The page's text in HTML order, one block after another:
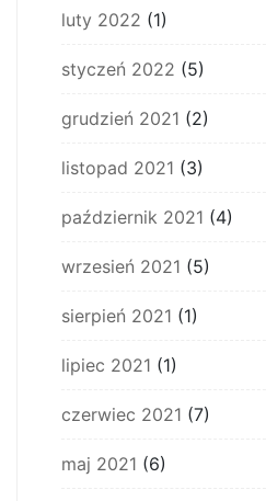
luty 2022 (1)
styczeń 2022 (5)
grudzień 2021 (2)
listopad 2021 (3)
październik 2021 (4)
wrzesień 2021 (5)
sierpień 2021 (1)
lipiec 2021 (1)
czerwiec 2021 (7)
maj 2021 (6)